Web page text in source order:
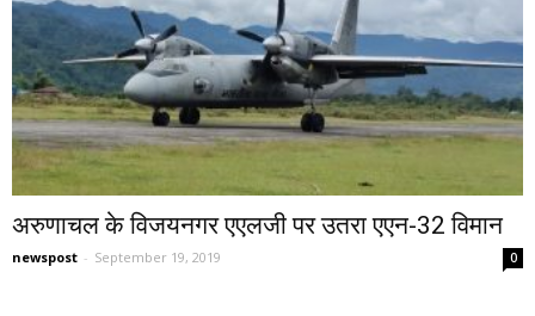
अरुणाचल के विजयनगर एएलजी पर उतरा एएन-32 विमान
newspost - September 19, 2019 0